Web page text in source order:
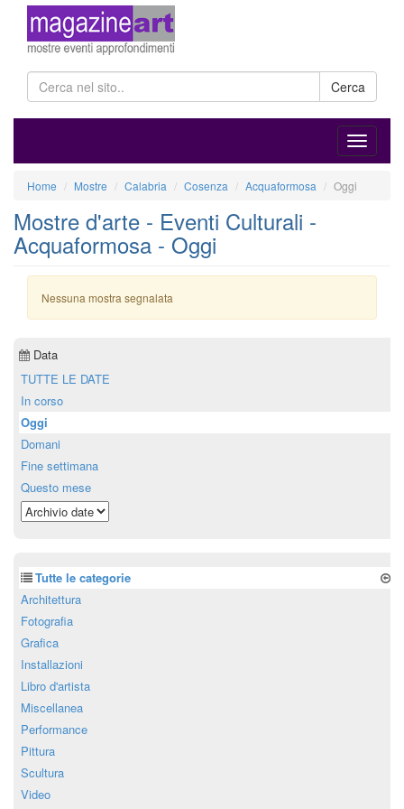
Cerca
Home Mostre Calabria Cosenza Acquaformosa Oggi
Mostre d'arte - Eventi Culturali -
Acquaformosa - Oggi
Nessuna mostra segnalata
Data
TUTTE LE DATE
In corso
Oggi
Domani
Fine settimana
Questo mese
Tutte le categorie
Architettura
Fotografia
Grafica
Installazioni
Libro d'artista
Miscellanea
Performance
Pittura
Scultura
Video